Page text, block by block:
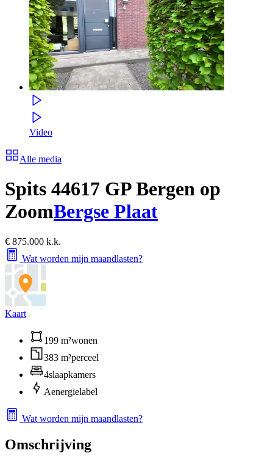
Video
Alle media
Spits 44617 GP Bergen op
ZoomBergse Plaat
€ 875.000 k.k.
Wat worden mijn maandlasten?
Kaart
199 m²wonen
383 m²perceel
4slaapkamers
Aenergielabel
Wat worden mijn maandlasten?
Omschrijving